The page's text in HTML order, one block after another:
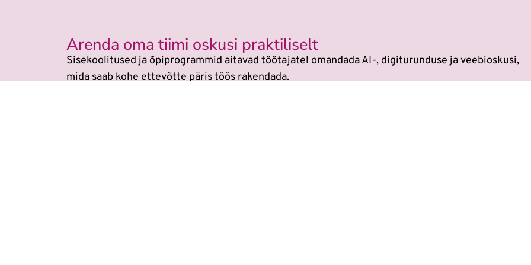
Arenda oma tiimi oskusi praktiliselt
Sisekoolitused ja õpiprogrammid aitavad töötajatel omandada AI-, digiturunduse ja veebioskusi,
mida saab kohe ettevõtte päris töös rakendada.